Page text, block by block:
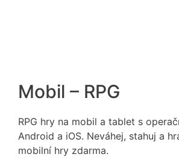
Mobil – RPG
RPG hry na mobil a tablet s
Android a iOS. Neváhej, stahuj a
mobilní hry zdarma.